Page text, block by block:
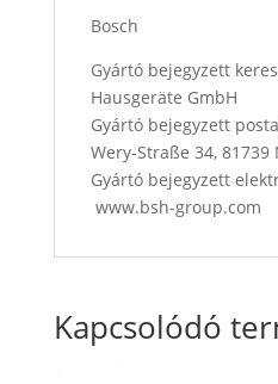
Bosch
Gyártó bejegyzett
Hausgeräte GmbH
Gyártó bejegyzett
Wery-Straße 34,
Gyártó bejegyzett
www.bsh-group.com
Kapcsolódó